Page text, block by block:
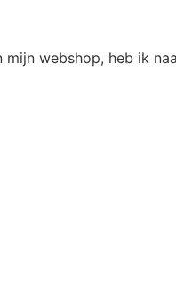
webshop, heb ik